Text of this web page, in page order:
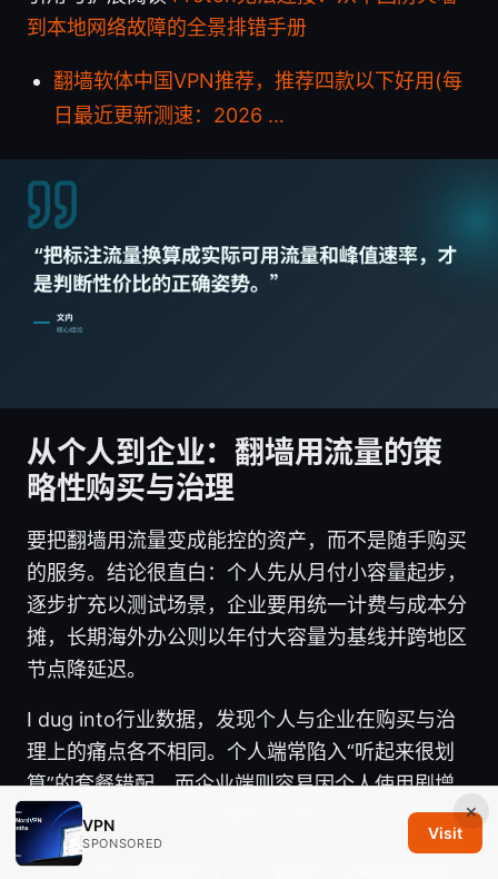
到本地网络故障的全景排错手册
翻墙软体中国VPN推荐，推荐四款以下好用(每
日最近更新测速：2026 …
从个人到企业：翻墙用流量的策
略性购买与治理
要把翻墙用流量变成能控的资产，而不是随手购买
的服务。结论很直白：个人先从月付小容量起步，
逐步扩充以测试场景，企业要用统一计费与成本分
摊，长期海外办公则以年付大容量为基线并跨地区
节点降延迟。
I dug into行业数据，发现个人与企业在购买与治
理上的痛点各不相同。个人端常陷入“听起来很划
算”的套餐错配，而企业端则容易因个人使用剧增
而失控。以下是你应该避免的具体坑和常见误区。
个人用户就算起步，也不要把月付高容量直接
×
VPN
SPONSORED
Visit